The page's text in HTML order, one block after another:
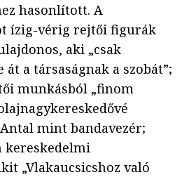
hasonlított. A
ízig-vérig rejtői figurák
aki „csak
át a társaságnak a szobát”;
munkásból „finom
mint bandavezér;
kereskedelmi
„Vlakaucsicshoz való